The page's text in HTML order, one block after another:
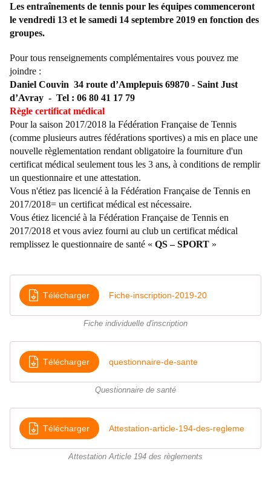
Les entraînements de tennis pour les équipes commenceront
le vendredi 13 et le samedi 14 septembre 2019 en fonction des
groupes.
Pour tous renseignements complémentaires vous pouvez me
joindre :
Daniel Couvin 34 route d’Amplepuis 69870 - Saint Just
d’Avray - Tel : 06 80 41 17 79
Règle certificat médical
Pour la saison 2017/2018 la Fédération Française de Tennis
(comme plusieurs autres fédérations sportives) a mis en place une
nouvelle règlementation rendant obligatoire la fourniture d'un
certificat médical seulement tous les 3 ans, à conditions de remplir
un questionnaire et une attestation.
Vous n'étiez pas licencié à la Fédération Française de Tennis en
2017/2018= un certificat médical est nécessaire.
Vous étiez licencié à la Fédération Française de Tennis en
2017/2018 et vous aviez fourni au club un certificat médical
remplissez le questionnaire de santé « QS – SPORT »
Télécharger Fiche-inscription-2019-20
Fiche individuelle d'inscription
Télécharger questionnaire-de-sante
Questionnaire de santé
Télécharger Attestation-article-194-des-regleme
Attestation Article 194 des règlements